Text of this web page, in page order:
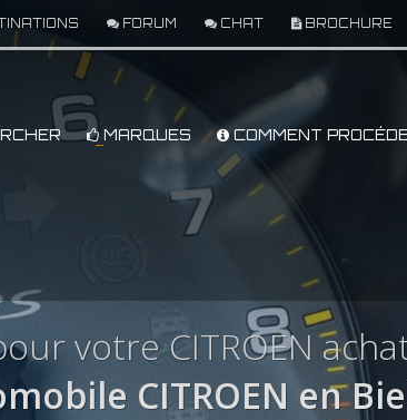
FORUM CHAT BROCHURE
MARQUES COMMENT
votre CITROEN
CITROEN en